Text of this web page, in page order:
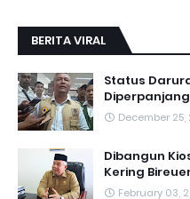
BERITA VIRAL
Status
December 25,
Dibangun
Kering
February 03,